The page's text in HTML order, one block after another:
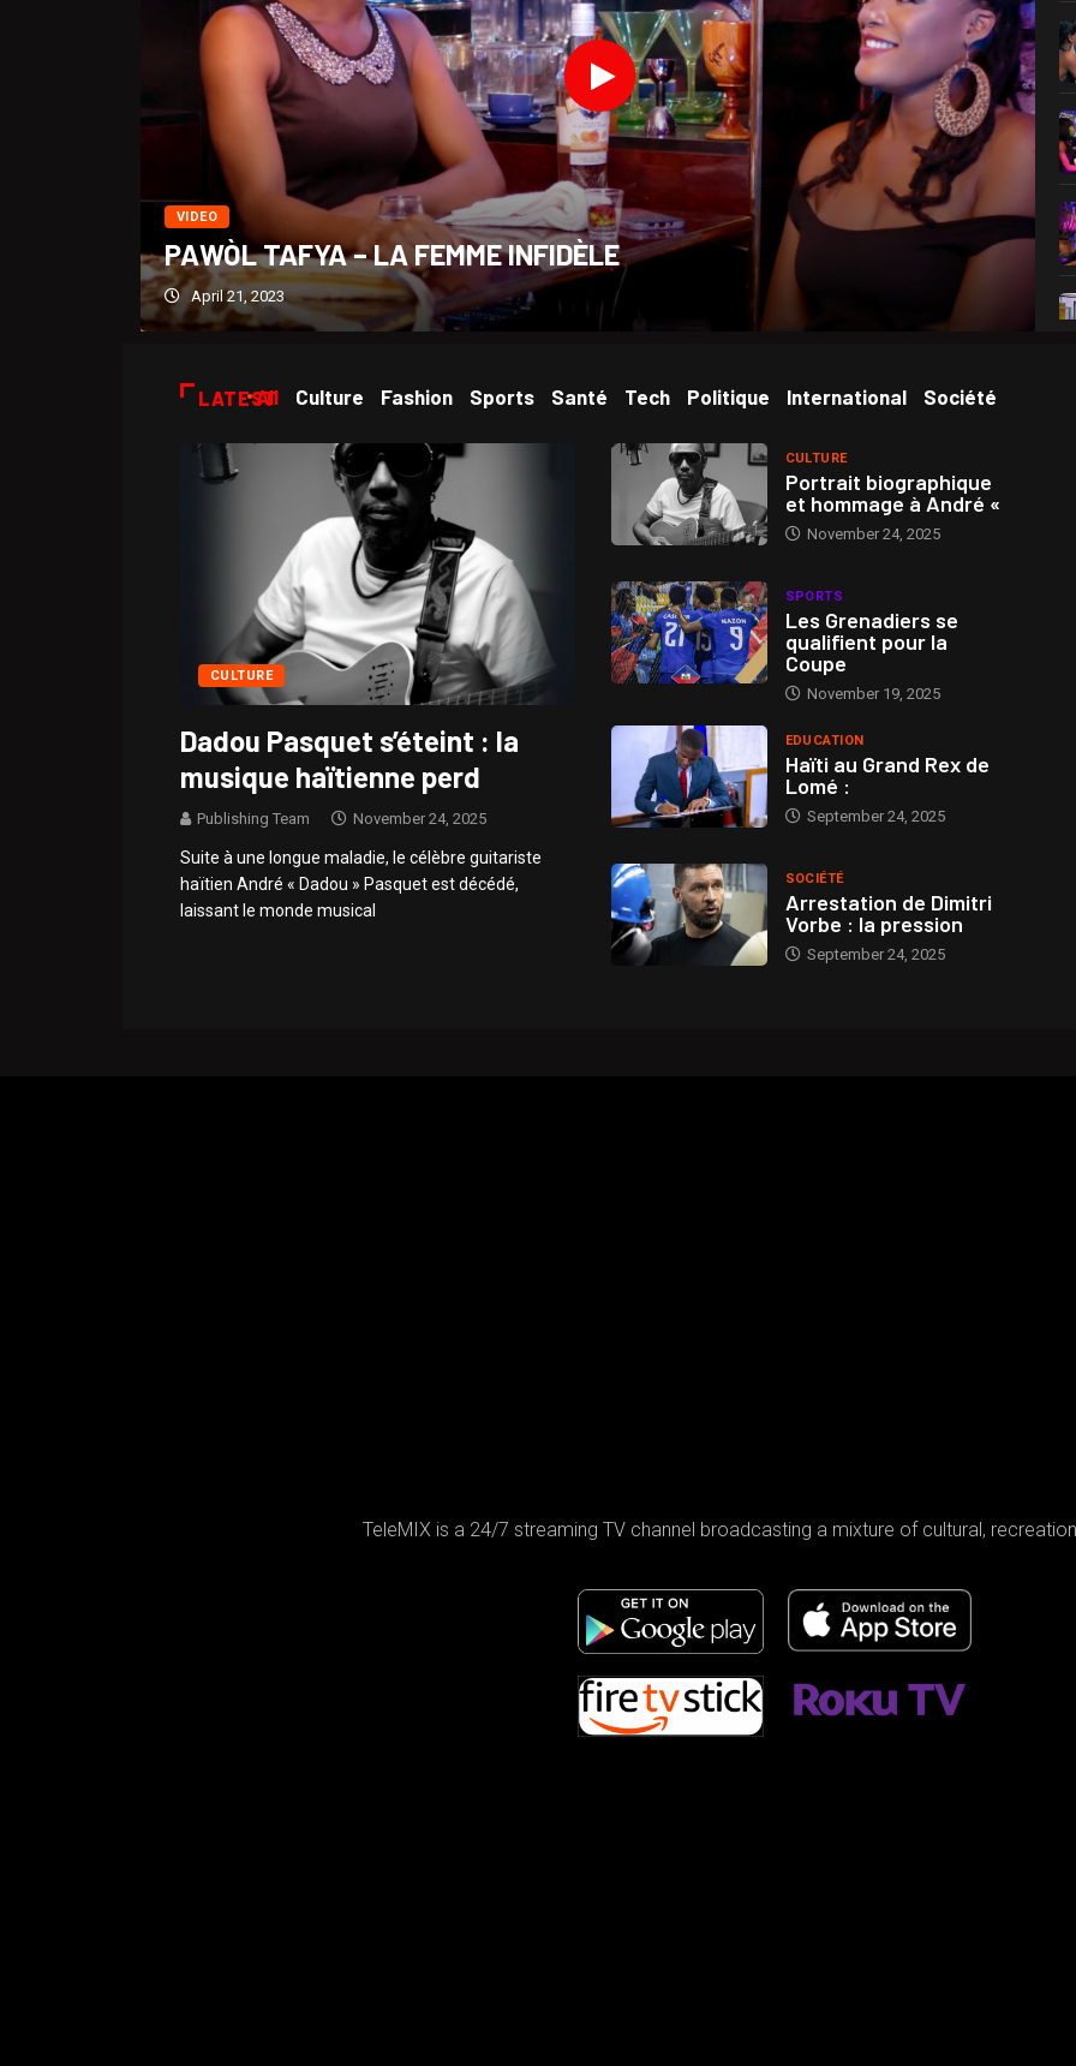
VIDEO
PAWÒL TAFYA – LA FEMME INFIDÈLE
April 21, 2023
LATEST
All Culture Fashion Sports Santé Tech Politique International Société
CULTURE
Dadou Pasquet s’éteint : la
musique haïtienne perd
Publishing Team November 24, 2025
Suite à une longue maladie, le célèbre guitariste
haïtien André « Dadou » Pasquet est décédé,
laissant le monde musical
CULTURE
Portrait biographique
et hommage à André «
November 24, 2025
SPORTS
Les Grenadiers se
qualifient pour la
Coupe
November 19, 2025
EDUCATION
Haïti au Grand Rex de
Lomé :
September 24, 2025
SOCIÉTÉ
Arrestation de Dimitri
Vorbe : la pression
September 24, 2025
TeleMIX is a 24/7 streaming TV channel broadcasting a mixture of cultural,